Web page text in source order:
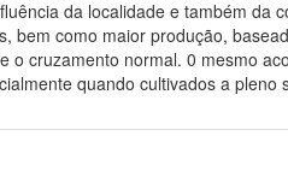
da localidade e também da
como maior produção,
cruzamento normal. 0 mesmo
quando cultivados a